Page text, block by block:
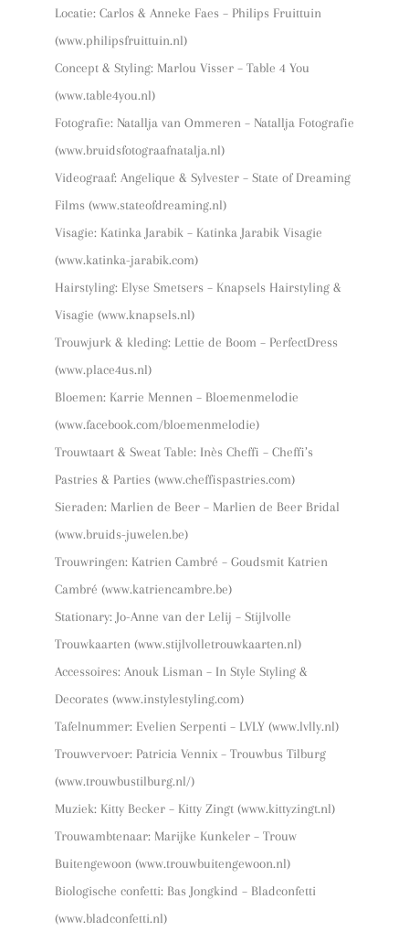
Locatie: Carlos & Anneke Faes – Philips Fruittuin
(www.philipsfruittuin.nl)
Concept & Styling: Marlou Visser – Table 4 You
(www.table4you.nl)
Fotografie: Natallja van Ommeren – Natallja Fotografie
(www.bruidsfotograafnatalja.nl)
Videograaf: Angelique & Sylvester – State of Dreaming
Films (www.stateofdreaming.nl)
Visagie: Katinka Jarabik – Katinka Jarabik Visagie
(www.katinka-jarabik.com)
Hairstyling: Elyse Smetsers – Knapsels Hairstyling &
Visagie (www.knapsels.nl)
Trouwjurk & kleding: Lettie de Boom – PerfectDress
(www.place4us.nl)
Bloemen: Karrie Mennen – Bloemenmelodie
(www.facebook.com/bloemenmelodie)
Trouwtaart & Sweat Table: Inès Cheffi – Cheffi’s
Pastries & Parties (www.cheffispastries.com)
Sieraden: Marlien de Beer – Marlien de Beer Bridal
(www.bruids-juwelen.be)
Trouwringen: Katrien Cambré – Goudsmit Katrien
Cambré (www.katriencambre.be)
Stationary: Jo-Anne van der Lelij – Stijlvolle
Trouwkaarten (www.stijlvolletrouwkaarten.nl)
Accessoires: Anouk Lisman – In Style Styling &
Decorates (www.instylestyling.com)
Tafelnummer: Evelien Serpenti – LVLY (www.lvlly.nl)
Trouwvervoer: Patricia Vennix – Trouwbus Tilburg
(www.trouwbustilburg.nl/)
Muziek: Kitty Becker – Kitty Zingt (www.kittyzingt.nl)
Trouwambtenaar: Marijke Kunkeler – Trouw
Buitengewoon (www.trouwbuitengewoon.nl)
Biologische confetti: Bas Jongkind – Bladconfetti
(www.bladconfetti.nl)